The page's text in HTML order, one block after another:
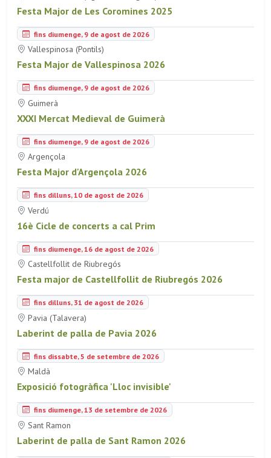
Festa Major de Les Coromines 2025
fins diumenge, 9 de agost de 2026
Vallespinosa (Pontils)
Festa Major de Vallespinosa 2026
fins diumenge, 9 de agost de 2026
Guimerà
XXXI Mercat Medieval de Guimerà
fins diumenge, 9 de agost de 2026
Argençola
Festa Major d'Argençola 2026
fins dilluns, 10 de agost de 2026
Verdú
16è Cicle de concerts a cal Prim
fins diumenge, 16 de agost de 2026
Castellfollit de Riubregós
Festa major de Castellfollit de Riubregós 2026
fins dilluns, 31 de agost de 2026
Pavia (Talavera)
Laberint de palla de Pavia 2026
fins dissabte, 5 de setembre de 2026
Maldà
Exposició fotogràfica 'Lloc invisible'
fins diumenge, 13 de setembre de 2026
Sant Ramon
Laberint de palla de Sant Ramon 2026